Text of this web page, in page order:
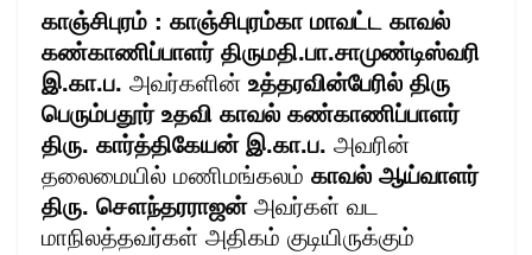
காஞ்சிபுரம் : காஞ்சிபுரம்கா மாவட்ட காவல்
கண்காணிப்பாளர் திருமதி.பா.சாமுண்டிஸ்வரி
இ.கா.ப. அவர்களின் உத்தரவின்பேரில் திரு
பெரும்பதூர் உதவி காவல் கண்காணிப்பாளர்
திரு. கார்த்திகேயன் இ.கா.ப. அவரின்
தலைமையில் மணிமங்கலம் காவல் ஆய்வாளர்
திரு. சௌந்தரராஜன்அவர்கள் வட
மாநிலத்தவர்கள் அதிகம் குடியிருக்கும்